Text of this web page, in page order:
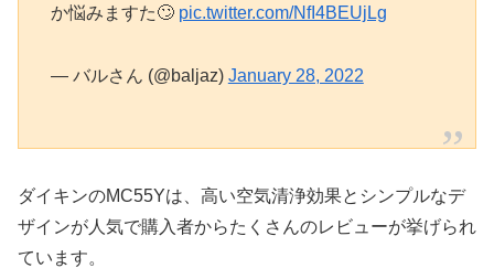
か悩みますた🙄 pic.twitter.com/NfI4BEUjLg
— バルさん (@baljaz) January 28, 2022
ダイキンのMC55Yは、高い空気清浄効果とシンプルなデ
ザインが人気で購入者からたくさんのレビューが挙げられ
ています。